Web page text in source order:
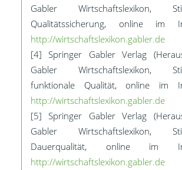
Gabler Wirtschaftslexikon,
Qualitätssicherung, online im
http://wirtschaftslexikon.gabler.de
[4] Springer Gabler Verlag
Gabler Wirtschaftslexikon,
funktionale Qualität, online im
http://wirtschaftslexikon.gabler.de
[5] Springer Gabler Verlag
Gabler Wirtschaftslexikon,
Dauerqualität, online im
http://wirtschaftslexikon.gabler.de